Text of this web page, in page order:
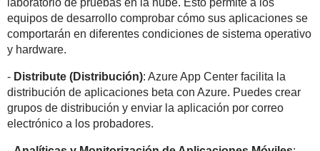
equipos de desarrollo comprobar cómo sus aplicaciones se
comportarán en diferentes condiciones de sistema operativo
y hardware.
- Distribute (Distribución): Azure App Center facilita la
distribución de aplicaciones beta con Azure. Puedes crear
grupos de distribución y enviar la aplicación por correo
electrónico a los probadores.